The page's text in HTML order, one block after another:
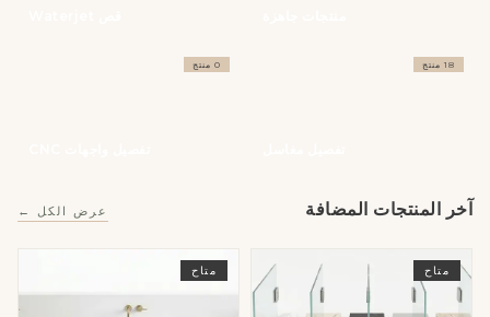
18 منتج 0 منتج
آخر المنتجات المضافة عرض الكل ←
متاح متاح